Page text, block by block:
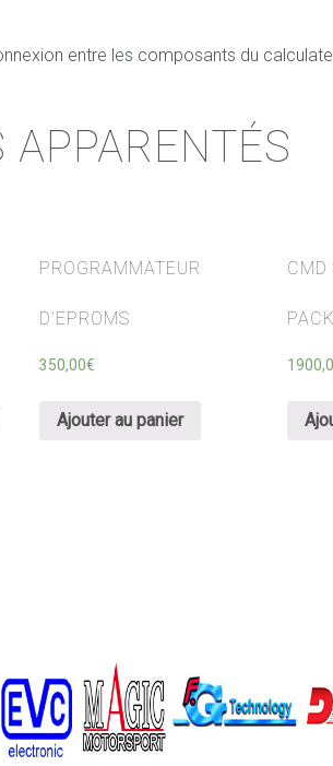
entre les composants du
APPARENTÉS
PROGRAMMATEUR
D’EPROMS
350,00€
Ajouter au panier
CMD